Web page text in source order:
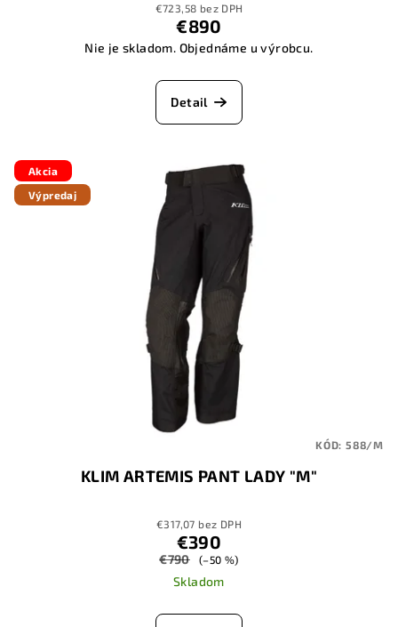
€723,58 bez DPH
€890
Nie je skladom. Objednáme u výrobcu.
Detail
Akcia
Výpredaj
KLIM ARTEMIS PANT LADY "M"
€317,07 bez DPH
€390
€790 (–50 %)
Skladom
KÓD: 588/M